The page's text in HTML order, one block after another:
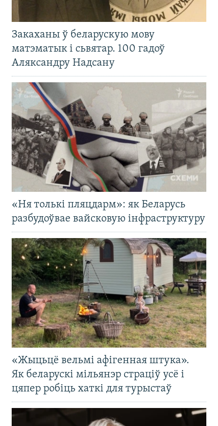
Закаханы ў беларускую мову
матэматык і сьвятар. 100 гадоў
Аляксандру Надсану
«Ня толькі пляцдарм»: як Беларусь
разбудоўвае вайсковую інфраструктуру
«Жыцьцё вельмі афігенная штука».
Як беларускі мільянэр страціў усё і
цяпер робіць хаткі для турыстаў